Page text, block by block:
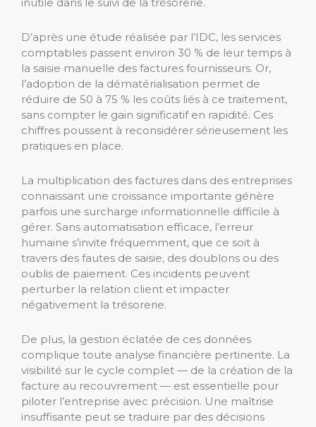
D’après une étude réalisée par l’IDC, les services
comptables passent environ 30 % de leur temps à
la saisie manuelle des factures fournisseurs. Or,
l’adoption de la dématérialisation permet de
réduire de 50 à 75 % les coûts liés à ce traitement,
sans compter le gain significatif en rapidité. Ces
chiffres poussent à reconsidérer sérieusement les
pratiques en place.
La multiplication des factures dans des entreprises
connaissant une croissance importante génère
parfois une surcharge informationnelle difficile à
gérer. Sans automatisation efficace, l’erreur
humaine s’invite fréquemment, que ce soit à
travers des fautes de saisie, des doublons ou des
oublis de paiement. Ces incidents peuvent
perturber la relation client et impacter
négativement la trésorerie.
De plus, la gestion éclatée de ces données
complique toute analyse financière pertinente. La
visibilité sur le cycle complet — de la création de la
facture au recouvrement — est essentielle pour
piloter l’entreprise avec précision. Une maîtrise
insuffisante peut se traduire par des décisions